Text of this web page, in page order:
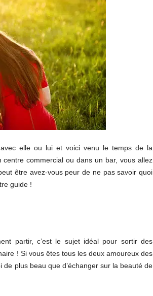
elle ou lui et voici venu le temps de la
commercial ou dans un bar, vous allez
être avez-vous peur de ne pas savoir quoi
guide !
partir, c’est le sujet idéal pour sortir des
! Si vous êtes tous les deux amoureux des
plus beau que d’échanger sur la beauté de